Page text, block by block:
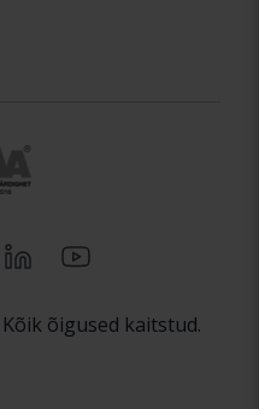
õigused kaitstud.